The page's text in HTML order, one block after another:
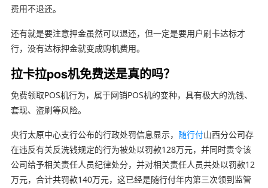
费用不退还。
还有就是要注意押金虽然可以退还，但一定是要用户刷卡达标才
行，没有达标押金就变成购机费用。
拉卡拉pos机免费送是真的吗？
免费领取POS机行为，属于网销POS机的变种，具有极大的洗钱、
套现、盗刷等风险。
央行太原中心支行公布的行政处罚信息显示， 随行付山西分公司存
在违反有关反洗钱规定的行为被处以罚款128万元，并同时责令该
公司给予相关责任人员纪律处分，并对相关责任人员共处以罚款12
万元，合计共罚款140万元，这已经是随行付年内第三次领到监管